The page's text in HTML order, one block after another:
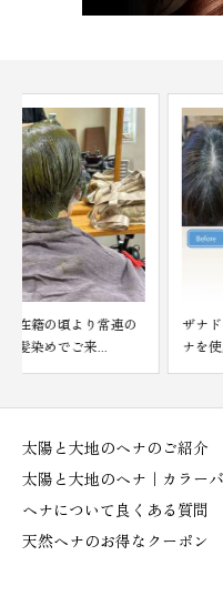
ザナドゥー 莉 吾妻橋店 | 天然
ナを使用したカ...
太陽と大地のヘナのご紹介
太陽と大地のヘナ｜カラー
ヘナについて良くある質問
天然ヘナのお得なクーポン